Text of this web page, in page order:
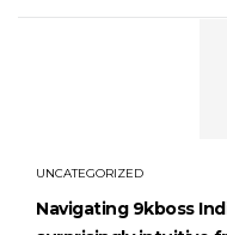
UNCATEGORIZED
Navigating 9kboss